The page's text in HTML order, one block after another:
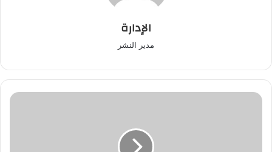
الإدارة
مدير النشر
طنجة..